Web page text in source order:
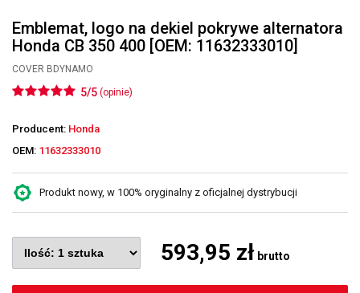
Emblemat, logo na dekiel pokrywe alternatora
Honda CB 350 400 [OEM: 11632333010]
COVER BDYNAMO
5/5 (opinie)
Producent: Honda
OEM: 11632333010
Produkt nowy, w 100% oryginalny z oficjalnej dystrybucji
593,95 zł brutto